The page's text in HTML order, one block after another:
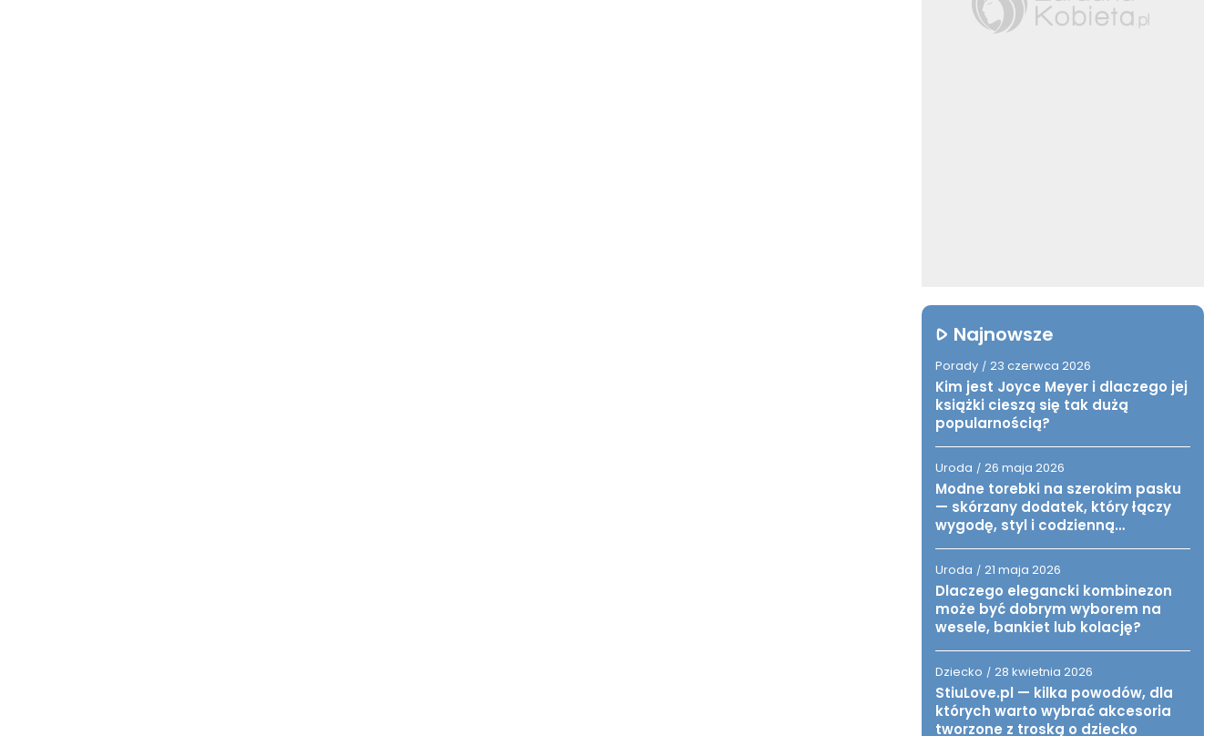
Najnowsze
Porady / 23 czerwca 2026
Kim jest Joyce Meyer i dlaczego jej
książki cieszą się tak dużą
popularnością?
Uroda / 26 maja 2026
Modne torebki na szerokim pasku
— skórzany dodatek, który łączy
wygodę, styl i codzienną
Uroda / 21 maja 2026
Dlaczego elegancki kombinezon
może być dobrym wyborem na
wesele, bankiet lub kolację?
Dziecko / 28 kwietnia 2026
StiuLove.pl — kilka powodów, dla
których warto wybrać akcesoria
tworzone z troską o dziecko